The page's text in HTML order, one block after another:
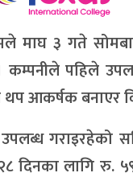
माघ ३ गते
पहिले
थप आकर्षक बनाएर
गराइरहेको
दिनका लागि रु.